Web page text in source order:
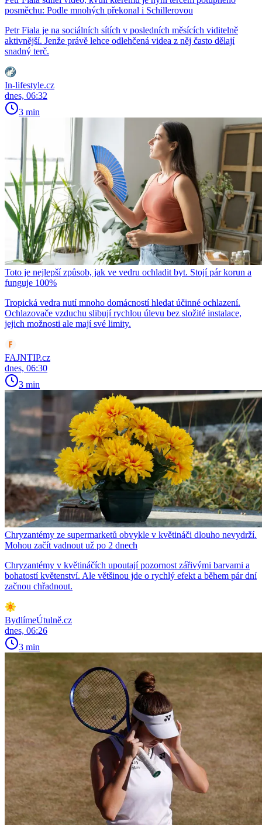
posměchu: Podle mnohých překonal i Schillerovou
Petr Fiala je na sociálních sítích v posledních měsících viditelně
aktivnější. Jenže právě lehce odlehčená videa z něj často dělají
snadný terč.
In-lifestyle.cz
dnes, 06:32
3 min
Toto je nejlepší způsob, jak ve vedru ochladit byt. Stojí pár korun a
funguje 100%
Tropická vedra nutí mnoho domácností hledat účinné ochlazení.
Ochlazovače vzduchu slibují rychlou úlevu bez složité instalace,
jejich možnosti ale mají své limity.
FAJNTIP.cz
dnes, 06:30
3 min
Chryzantémy ze supermarketů obvykle v květináči dlouho nevydrží.
Mohou začít vadnout už po 2 dnech
Chryzantémy v květináčích upoutají pozornost zářivými barvami a
bohatostí květenství. Ale většinou jde o rychlý efekt a během pár dní
začnou chřadnout.
BydlímeÚtulně.cz
dnes, 06:26
3 min